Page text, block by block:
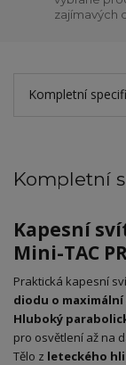
zajímavých
Kompletní
Kompletní
Kapesní
Mini-TAC
Praktická kapesní
diodu o
Hluboký
pro osvětlení až na
Tělo z leteckého